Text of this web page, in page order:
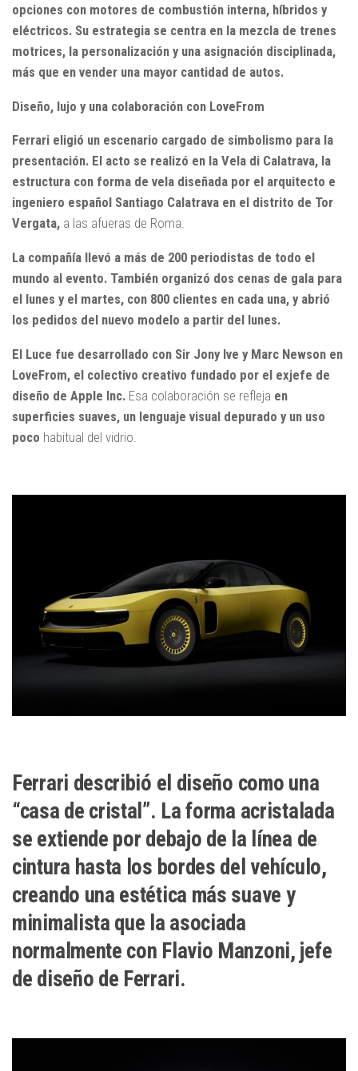
opciones con motores de combustión interna, híbridos y
eléctricos. Su estrategia se centra en la mezcla de trenes
motrices, la personalización y una asignación disciplinada,
más que en vender una mayor cantidad de autos.
Diseño, lujo y una colaboración con LoveFrom
Ferrari eligió un escenario cargado de simbolismo para la
presentación. El acto se realizó en la Vela di Calatrava, la
estructura con forma de vela diseñada por el arquitecto e
ingeniero español Santiago Calatrava en el distrito de Tor
Vergata, a las afueras de Roma.
La compañía llevó a más de 200 periodistas de todo el
mundo al evento. También organizó dos cenas de gala para
el lunes y el martes, con 800 clientes en cada una, y abrió
los pedidos del nuevo modelo a partir del lunes.
El Luce fue desarrollado con Sir Jony Ive y Marc Newson en
LoveFrom, el colectivo creativo fundado por el exjefe de
diseño de Apple Inc. Esa colaboración se refleja en
superficies suaves, un lenguaje visual depurado y un uso
poco habitual del vidrio.
Ferrari describió el diseño como una
“casa de cristal”. La forma acristalada
se extiende por debajo de la línea de
cintura hasta los bordes del vehículo,
creando una estética más suave y
minimalista que la asociada
normalmente con Flavio Manzoni, jefe
de diseño de Ferrari.